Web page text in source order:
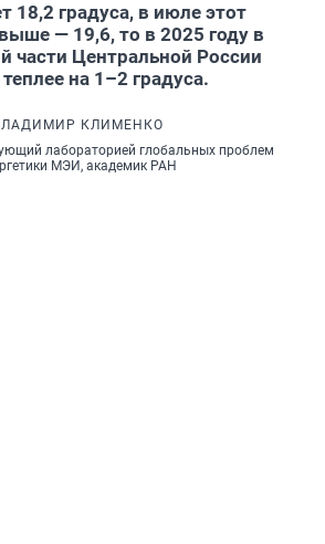
18,2 градуса, в июле этот
— 19,6, то в 2025 году в
части Центральной России
на 1–2 градуса.
КЛИМЕНКО
лабораторией глобальных проблем
МЭИ, академик РАН